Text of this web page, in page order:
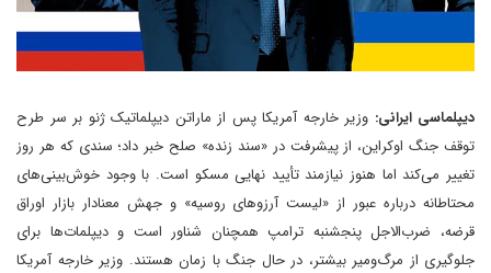
دیپلماسی ایرانی: وزیر خارجه آمریکا پس از ماراتن دیپلماتیک ژنو بر سر طرح
توقف جنگ اوکراین، از پیشرفت در «سند زنده» صلح خبر داد؛ سندی که هر روز
تغییر می‌کند اما هنوز نیازمند تأیید نهایی مسکو است. با وجود خوش‌بینی‌های
محتاطانه درباره عبور از «لیست آرزوهای روسیه» و جهش معنادار بازار اوراق
قرضه، ضرب‌الاجل پنجشنبه ترامپ همچنان شناور است و دیپلمات‌ها برای
جلوگیری از مرگ‌ومیر بیشتر، در حال جنگ با زمان هستند. وزیر خارجه آمریکا